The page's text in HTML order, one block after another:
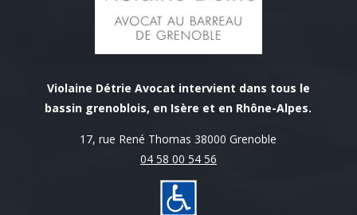
Violaine Détrie Avocat intervient dans tous le
bassin grenoblois, en Isère et en Rhône-Alpes.
17, rue René Thomas 38000 Grenoble
04 58 00 54 56